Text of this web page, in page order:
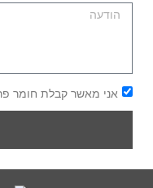
אני מאשר קבלת חומר